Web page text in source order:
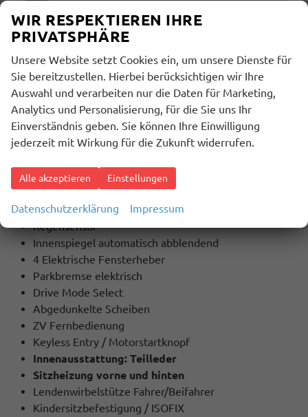
Innenausstattung
Schwarz
BESCHREIBUNG
Extras / Highlights:
Klimaautomatik
Alarmanlage
Lenkradheizung
Armlehne
Tempomat mit Lenkradbedienung
Regensensor
Innenspiegel automatisch abblendend
4 Elektrische Fensterheber
Parkbremse elektrisch
Drive Mode Select
Abgedunkelte Scheiben
ZV Fernbedienung
Keyless Entry / Motorstartknopf
Innenausstattung: Teilleder
Sitzheizung vorne und hinten
Lendenwirbelstütze Fahrer/Beifahrer
Kindersitzbefestigung / ISOFIX
WIR RESPEKTIEREN IHRE
PRIVATSPHÄRE
Unsere Website setzt Cookies ein, um unsere Dienste für
Sie bereitzustellen. Hierbei berücksichtigen wir Ihre
Auswahl und verarbeiten nur die Daten für Marketing,
Analytics und Personalisierung, für die Sie uns Ihr
Einverständnis geben. Sie können Ihre Einwilligung
jederzeit mit Wirkung für die Zukunft widerrufen.
Alle akzeptieren Einstellungen
Datenschutzerklärung Impressum